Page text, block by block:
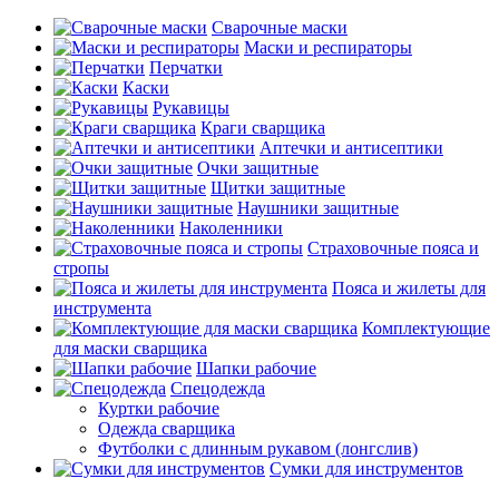
Сварочные маски
Маски и респираторы
Перчатки
Каски
Рукавицы
Краги сварщика
Аптечки и антисептики
Очки защитные
Щитки защитные
Наушники защитные
Наколенники
Страховочные пояса и
стропы
Пояса и жилеты для
инструмента
Комплектующие
для маски сварщика
Шапки рабочие
Спецодежда
Куртки рабочие
Одежда сварщика
Футболки с длинным рукавом (лонгслив)
Сумки для инструментов